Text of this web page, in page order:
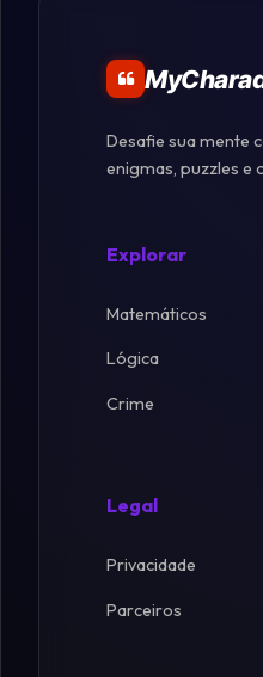
Desafie sua mente
enigmas, puzzles e
Explorar
Matemáticos
Lógica
Crime
Legal
Privacidade
Parceiros